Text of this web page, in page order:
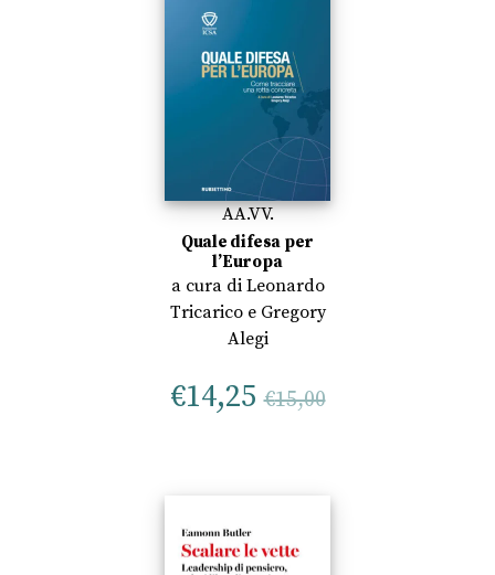
AA.VV.
Quale difesa per
l’Europa
a cura di Leonardo
Tricaricoe Gregory
Alegi
€14,25 €15,00